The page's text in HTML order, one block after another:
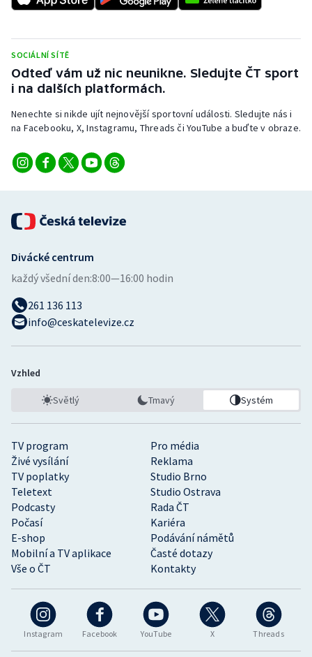
Rychlostní kanoistika
Short track
Sportovní střelba
Stolní tenis
Veslování
Ostatní
SOCIÁLNÍ SÍTĚ
Odteď vám už nic neunikne. Sledujte ČT sport
i na dalších platformách.
Nenechte si nikde ujít nejnovější sportovní události. Sledujte nás i
na Facebooku, X, Instagramu, Threads či YouTube a buďte v obraze.
Instagram Facebook YouTube X Threads
TV program
Pro média
Živé vysílání
Reklama
TV poplatky
Studio Brno
Teletext
Studio Ostrava
Podcasty
Rada ČT
Počasí
Kariéra
E-shop
Podávání námětů
Mobilní a TV aplikace
Časté dotazy
Vše o ČT
Kontakty
Divácké centrum
každý všední den:8:00—16:00 hodin
261 136 113
info@ceskatelevize.cz
Vzhled
Světlý Tmavý Systém